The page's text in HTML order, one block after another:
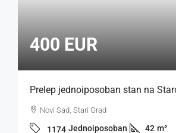
400 EUR
Prelep jednoiposoban stan na
Novi Sad, Stari Grad
1174 Jednoiposoban 42 m²